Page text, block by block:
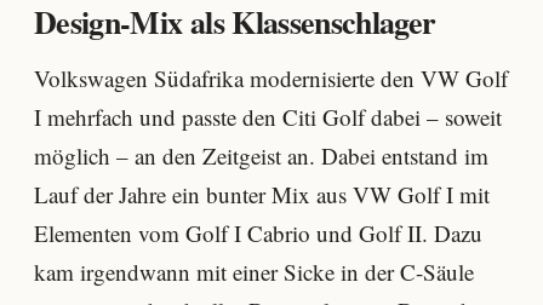
Design-Mix als Klassenschlager
Volkswagen Südafrika modernisierte den VW Golf
I mehrfach und passte den Citi Golf dabei – soweit
möglich – an den Zeitgeist an. Dabei entstand im
Lauf der Jahre ein bunter Mix aus VW Golf I mit
Elementen vom Golf I Cabrio und Golf II. Dazu
kam irgendwann mit einer Sicke in der C-Säule